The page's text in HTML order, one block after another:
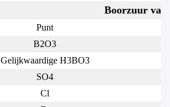
Boorzuur
Punt
B2O3
Gelijkwaardige H3BO3
SO4
Cl